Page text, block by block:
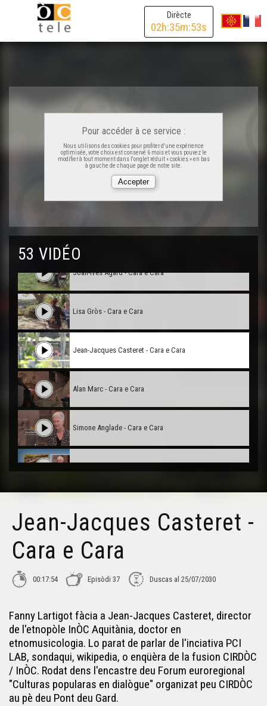
Dirècte
02h:35m:53s
Pour accéder à ce service :
Nous utilisons des cookies pour profiter d'une expérience
optimisée, votre choix est conservé 6 mois et vous pouvez le
modifier à tout moment dans l'onglet réduit « cookies » en bas
à gauche de chaque page de notre site.
53 VIDÉO
Benjamin Assié (brac) - Cara e Cara
Patrick Ratinaud - Cara e Cara
Claudi Alranq - Cara e Cara
Joan-Ives Agard - Cara e Cara
Lisa Gròs - Cara e Cara
Jean-Jacques Casteret - Cara e Cara
Alan Marc - Cara e Cara
Simone Anglade - Cara e Cara
Adelina Gonzalez - Cara e Cara
Pierre Salles - Cara e Cara
Vincenç Javaloyès - Cara e Cara
Joan Francés Tisnèr - Cara e Cara
Sèrgi Mauhourat - Cara e Cara
Jean-Jacques Casteret -
Cara e Cara
00:17:54 Episòdi 37 Duscas al 25/07/2030
Fanny Lartigot fàcia a Jean-Jacques Casteret, director
de l'etnopòle InÒC Aquitània, doctor en
etnomusicologia. Lo parat de parlar de l'inciativa PCI
LAB, sondaqui, wikipedia, o enqüèra de la fusion CIRDÒC
/ InÒC. Rodat dens l'encastre deu Forum euroregional
"Culturas popularas en dialògue" organizat peu CIRDÒC
au pè deu Pont deu Gard.